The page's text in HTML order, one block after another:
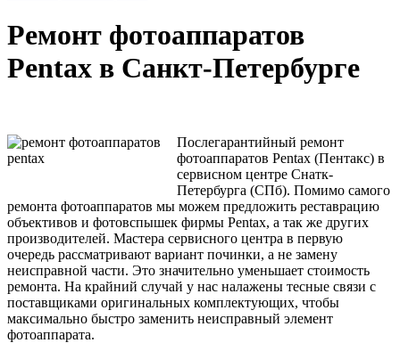
Ремонт фотоаппаратов
Pentax в Санкт-Петербурге
Послегарантийный ремонт
фотоаппаратов Pentax (Пентакс) в
сервисном центре Снатк-
Петербурга (СПб). Помимо самого
ремонта фотоаппаратов мы можем предложить реставрацию
объективов и фотовспышек фирмы Pentax, а так же других
производителей. Мастера сервисного центра в первую
очередь рассматривают вариант починки, а не замену
неисправной части. Это значительно уменьшает стоимость
ремонта. На крайний случай у нас налажены тесные связи с
поставщиками оригинальных комплектующих, чтобы
максимально быстро заменить неисправный элемент
фотоаппарата.